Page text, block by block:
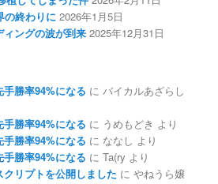
の終わりに 2026年1月5日
ングの波が到来 2025年12月31日
勝率94%になる にバイカルあざらし
勝率94%になる に うめもどき より
勝率94%になる に ななし より
勝率94%になる にTa(ry より
リプトを公開しました にやねうら嬢